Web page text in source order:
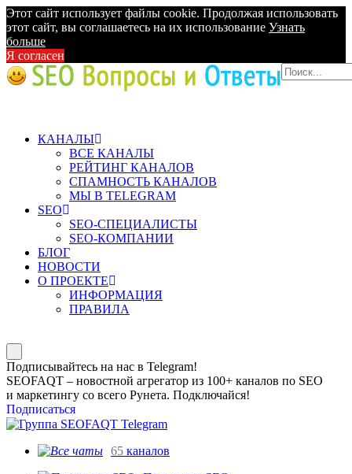
Этот сайт использует файлы cookie. Продолжая использовать
этот сайт, вы соглашаетесь на их использование Узнать
больше
Я согласен
КАНАЛЫ
ВСЕ КАНАЛЫ
РЕЙТИНГ КАНАЛОВ
СПАМНОСТЬ КАНАЛОВ
МЫ В TELEGRAM
SEO
SEO-СПЕЦИАЛИСТЫ
SEO-КОМПАНИИ
БЛОГ
НОВОСТИ
О ПРОЕКТЕ
ИНФОРМАЦИЯ
ПРАВИЛА
Подписывайтесь на нас в Telegram!
SEOFAQT – новостной агрегатор из 100+ каналов по SEO
и маркетингу со всего Рунета. Подключайся!
Подписаться
65 каналов